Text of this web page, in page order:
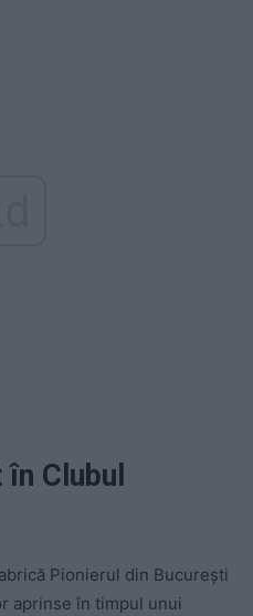
Clubul
Pionierul din București
aprinse în timpul unui